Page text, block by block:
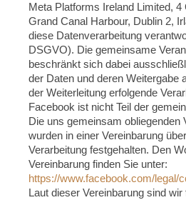
Meta Platforms Ireland Limited, 4
Grand Canal Harbour, Dublin 2,
diese Datenverarbeitung
DSGVO). Die gemeinsame
beschränkt sich dabei
der Daten und deren Weitergabe
der Weiterleitung erfolgende
Facebook ist nicht Teil der
Die uns gemeinsam obliegenden
wurden in einer Vereinbarung
Verarbeitung festgehalten. Den
Vereinbarung finden Sie unter:
https://www.facebook.com/legal/
Laut dieser Vereinbarung sind